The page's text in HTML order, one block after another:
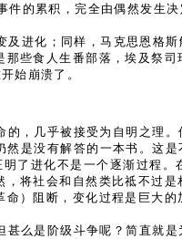
的累积，完全由偶然发
进化；同样，马克思恩格
些食人生番部落，埃及祭
始崩溃了。
，几乎被接受为自明之理
是没有解答的一本书。这
进化不是一个逐渐过程
将社会和自然类比祗不过
）阻断，变化过程是巨大
么是阶级斗争呢？简直就